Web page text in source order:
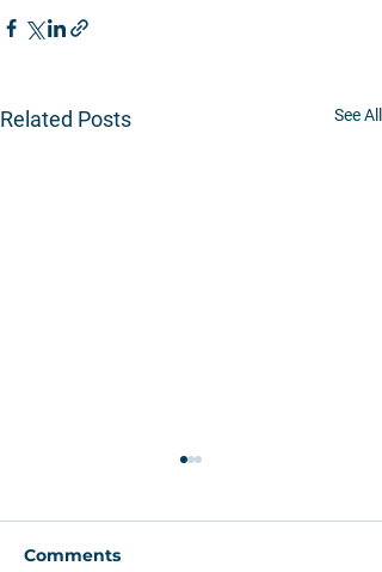
Related Posts See All
Comments